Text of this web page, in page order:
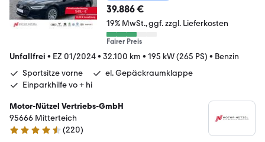
39.886 €
19% MwSt. ggf. zzgl. Lieferkosten
Fairer Preis
Unfallfrei • EZ 01/2024• 32.100 km • 195 kW (265 PS) • Benzin
Sportsitze vorne
el. Gepäckraumklappe
Einparkhilfe vo + hi
Motor-Nützel Vertriebs-GmbH
95666 Mitterteich
4.6 Sterne
(220)